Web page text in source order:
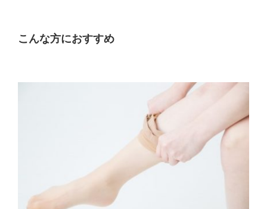
こんな方におすすめ